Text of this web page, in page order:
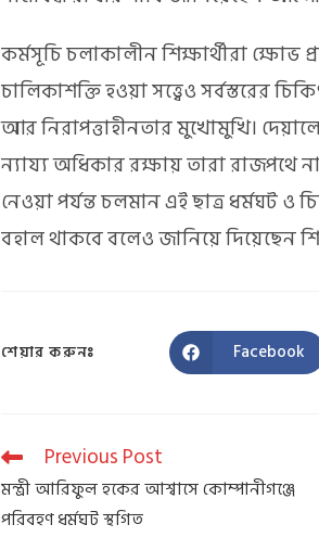
কর্মসূচি চলাকালীন শিক্ষার্থীরা ক্ষোভ
চালিকাশক্তি হওয়া সত্ত্বেও
আর নিরাপত্তাহীনতার মুখোমুখি।
ন্যায্য অধিকার রক্ষায় তারা রাজপথে
নেওয়া পর্যন্ত চলমান এই ছাত্র ধর্মঘট ও
বহাল থাকবে বলেও জানিয়ে দিয়েছেন
শেয়ার করুনঃ Facebook
Previous Post
মন্ত্রী আরিফুল হকের আশ্বাসে কোম্পানীগঞ্জে
পরিবহণ ধর্মঘট স্থগিত